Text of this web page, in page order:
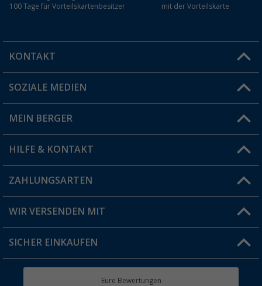
100 Tage für Vorteilskartenbesitzer
mit der Vorteilskarte
KONTAKT
Du hast eine Frage?
Filiale finden
SOZIALE MEDIEN
MEIN BERGER
Vorteilskarte
Blog
Jobs & Karriere
HILFE & KONTAKT
FAQ & Kontakt
Versandinformationen
Rücksendung
ZAHLUNGSARTEN
WIR VERSENDEN MIT
SICHER EINKAUFEN
Eure Bewertungen